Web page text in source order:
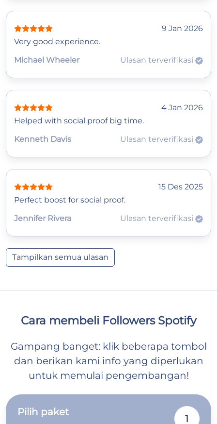
9 Jan 2026
Very good experience.
Michael Wheeler
Ulasan terverifikasi
4 Jan 2026
Helped with social proof big time.
Kenneth Davis
Ulasan terverifikasi
15 Des 2025
Perfect boost for social proof.
Jennifer Rivera
Ulasan terverifikasi
Tampilkan semua ulasan
Cara membeli Followers Spotify
Gampang banget: klik beberapa tombol
dan berikan kami info yang diperlukan
untuk memulai pengembangan!
Pilih paket
1